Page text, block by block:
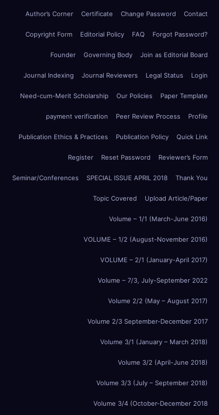
Author’s Corner Certificate Change Password Contact
Copyright Form Editorial Policy FAQ Forgot Password?
Founder Governing Body Join as Editorial Board
Journal Indexing Journal Reviewers Legal Status Login
Need-cum-Merit Scholarship Our Policies Paper Template
payment verification Peer Review Process Profile
Publication Ethics & Practices Publication Policy Quick Link
Register Reset Password Reviewer’s Form
Seminar/Conferences SPECIAL ISSUE APRIL 2018 Thank You
Topic Covered Upload Article/Paper
Volume – 1/1 (March-June 2016)
VOLUME – 1/2 (August-November 2016)
VOLUME – 2/1 (January-April 2017)
Volume – 7/3, July-September 2022
Volume 2/2 (May – August 2017)
Volume 2/3 September-December 2017
Volume 3/1 (January – March 2018)
Volume 3/2 (April-June 2018)
Volume 3/3 (July – September 2018)
Volume 3/4 (October-December 2018